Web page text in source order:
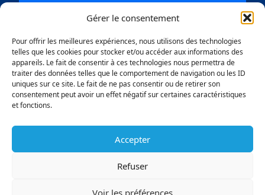
Gérer le consentement
Pour offrir les meilleures expériences, nous utilisons des technologies
telles que les cookies pour stocker et/ou accéder aux informations des
appareils. Le fait de consentir à ces technologies nous permettra de
traiter des données telles que le comportement de navigation ou les ID
uniques sur ce site. Le fait de ne pas consentir ou de retirer son
consentement peut avoir un effet négatif sur certaines caractéristiques
et fonctions.
Accepter
Refuser
Voir les préférences
BILLETTERIE
BOUTIQUE
Politique de confidentialitéConditions Générales de vente
Mentions légales
Politique en matière de remboursements et de retours